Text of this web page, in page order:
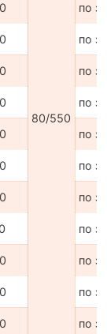
80/550
по
по
по
по
по
по
по
по
по
по
по